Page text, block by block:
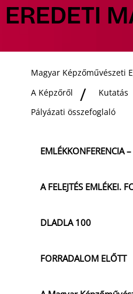
EREDETI
Magyar Képzőművészeti
A Képzőről
Kutatás
Pályázati összefoglaló
EMLÉKKONFERENCIA
A FELEJTÉS EMLÉKEI.
DLADLA 100
FORRADALOM ELŐTT